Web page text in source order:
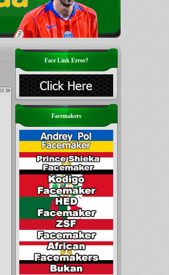
Face Link Error?
Facemakers